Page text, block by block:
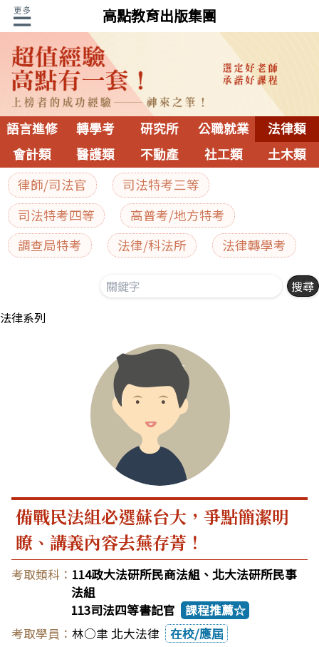
高點教育出版集團
語言進修 轉學考 研究所 公職就業
法律類
會計類
醫護類 不動產 社工類 土木類
律師/司法官
司法特考三等
司法特考四等
高普考/地方特考
調查局特考
法律/科法所 法律轉學考
法律系列
備戰民法組必選蘇台大，爭點簡潔明
瞭、講義內容去蕪存菁！
114政大法研所民商法組、北大法研所民事
法組
113司法四等書記官
課程推薦☆
林○聿 北大法律
在校/應屆